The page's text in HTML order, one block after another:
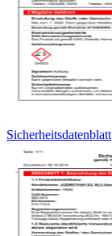
Sicherheitsdatenblatt